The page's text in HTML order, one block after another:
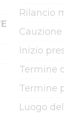
Rilancio
Cauzione
Inizio
Termine
Termine
Luogo